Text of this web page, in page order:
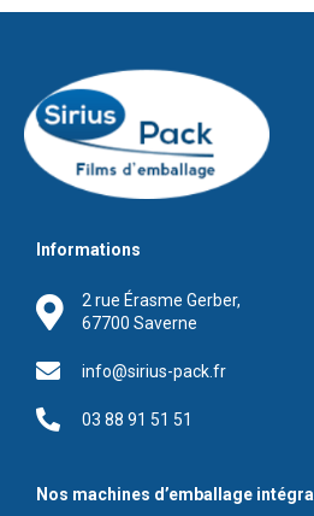
Informations
2 rue Érasme Gerber,
67700 Saverne
info@sirius-pack.fr
03 88 91 51 51
Nos machines d’emballage intégral